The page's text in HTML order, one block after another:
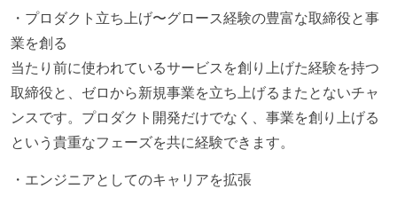
1年以内に、技術負債を解消するためのプロジェクト
や、古くなったツールのリプレイスプロジェクトがボ
トムアップで実施されたことがある
OS やエディタ、IDE といった個人の環境は、各自の責
任で好きなものを使うことができる
企画を決定する場に、実装を担当する開発メンバーが
タスクの見積もりは、実装を担当するメンバーが中心
・プロダクト立ち上げ〜グロース経験の豊富な取締役と事
業を創る
当たり前に使われているサービスを創り上げた経験を持つ
取締役と、ゼロから新規事業を立ち上げるまたとないチャ
ンスです。プロダクト開発だけでなく、事業を創り上げる
という貴重なフェーズを共に経験できます。
・エンジニアとしてのキャリアを拡張